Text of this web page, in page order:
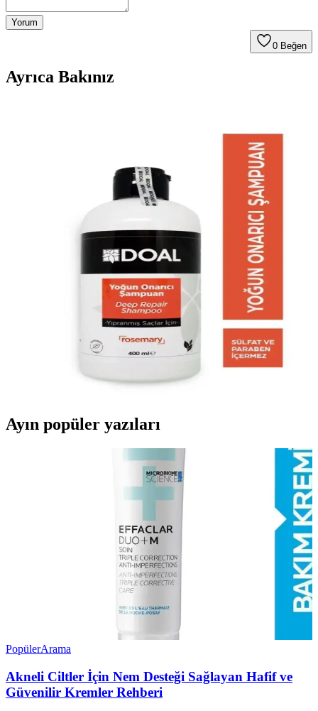
Yorum
0 Beğen
Ayrıca Bakınız
DOAL Zayıf Saçlar için Güçlendirici ve HBEAUTY Kolajen
Şampuanı, saç dökülmesi sorununu çözmeye yönelik etkili
ürünlerdir. Hangisi sizin için daha iyi bir tercih?
Karşılaştırma: DOAL Yıpranmış Saçlar İçin Onarıcı
Şampuan ile Liquid Keratin Şampuanı
Yıpranmış saçlar için iki popüler şampuanı karşılaştırıyoruz. DOAL
ve Liquid Keratin şampuanları arasındaki farklar, faydalar ve
kullanıcı yorumlarıyla saç sağlığınızı nasıl iyileştirebilirsiniz?
Doal Biberiye İçerikli Yoğun Onarıcı Şampuan:
Dökülme Karşıtı Çözüm
Doal Biberiye Rosemary içerikli yoğun onarıcı şampuan, yıpranmış
saçları derinlemesine temizler ve güçlendirir. Saç dökülmesine karşı
etkili bir çözüm sunar.
Ayın popüler yazıları
PopülerArama
Akneli Ciltler İçin Nem Desteği Sağlayan Hafif ve
Güvenilir Kremler Rehberi